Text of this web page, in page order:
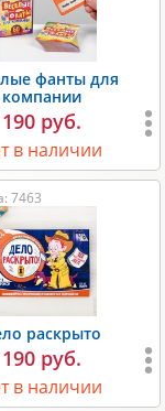
фанты для
компании
190 руб.
в наличии
7463
раскрыто
190 руб.
в наличии